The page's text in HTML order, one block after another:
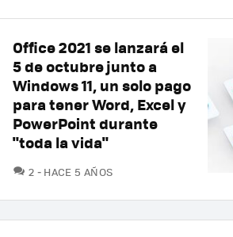
Office 2021 se lanzará el
5 de octubre junto a
Windows 11, un solo pago
para tener Word, Excel y
PowerPoint durante
"toda la vida"
2 COMENTARIOS
HACE 5 AÑOS